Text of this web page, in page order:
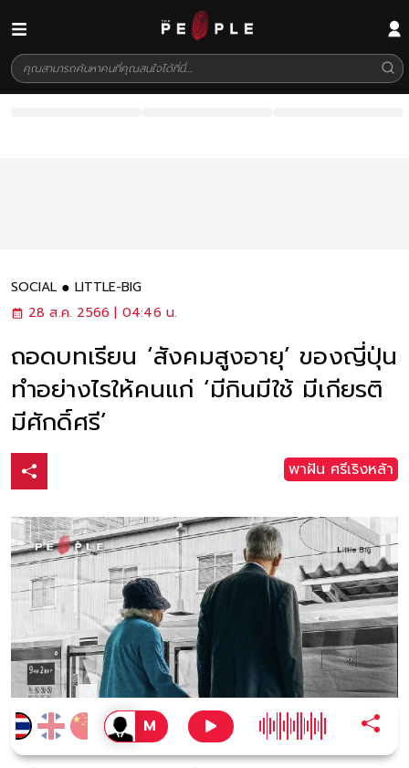
SOCIAL
LITTLE-BIG
28 ส.ค. 2566 | 04:46 น.
ถอดบทเรียน ‘สังคมสูงอายุ’ ของญี่ปุ่น
ทำอย่างไรให้คนแก่ ‘มีกินมีใช้ มีเกียรติ
มีศักดิ์ศรี’
พาฝัน ศรีเริงหล้า